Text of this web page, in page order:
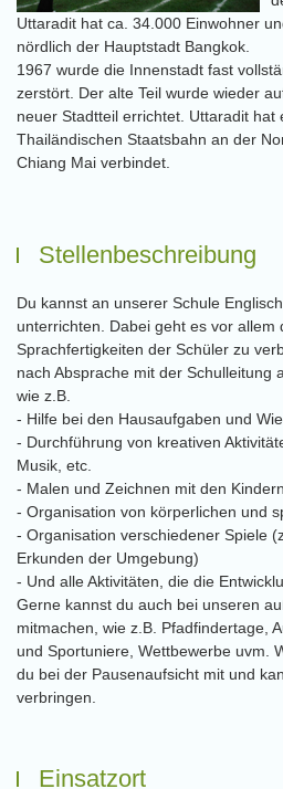
Uttaradit hat ca. 34.000 Einwohner
nördlich der Hauptstadt Bangkok.
1967 wurde die Innenstadt fast
zerstört. Der alte Teil wurde wieder
neuer Stadtteil errichtet. Uttaradit hat
Thailändischen Staatsbahn an der
Chiang Mai verbindet.
Stellenbeschreibung
Du kannst an unserer Schule
unterrichten. Dabei geht es vor allem
Sprachfertigkeiten der Schüler zu
nach Absprache mit der Schulleitung
wie z.B.
- Hilfe bei den Hausaufgaben und
- Durchführung von kreativen
Musik, etc.
- Malen und Zeichnen mit den Kindern
- Organisation von körperlichen und
- Organisation verschiedener Spiele
Erkunden der Umgebung)
- Und alle Aktivitäten, die die
Gerne kannst du auch bei unseren
mitmachen, wie z.B. Pfadfindertage,
und Sportuniere, Wettbewerbe uvm.
du bei der Pausenaufsicht mit und
verbringen.
Einsatzort